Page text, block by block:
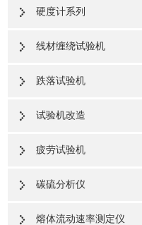
硬度计系列
线材缠绕试验机
跌落试验机
试验机改造
疲劳试验机
碳硫分析仪
熔体流动速率测定仪